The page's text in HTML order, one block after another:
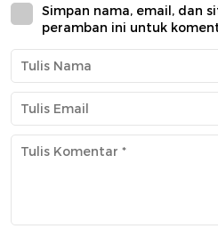
Simpan nama, email, dan
peramban ini untuk